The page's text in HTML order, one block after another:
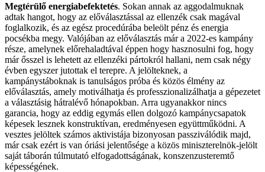
Megtérülő energiabefektetés. Sokan annak az aggodalmuknak
adtak hangot, hogy az előválasztással az ellenzék csak magával
foglalkozik, és az egész procedúrába beleölt pénz és energia
pocsékba megy. Valójában az előválasztás már a 2022-es kampány
része, amelynek előrehaladtával éppen hogy hasznosulni fog, hogy
már ősszel is lehetett az ellenzéki pártokról hallani, nem csak négy
évben egyszer jutottak el terepre. A jelölteknek, a
kampánystáboknak is tanulságos próba és közös élmény az
előválasztás, amely motiválhatja és professzionalizálhatja a gépezetet
a választásig hátralévő hónapokban. Arra ugyanakkor nincs
garancia, hogy az eddig egymás ellen dolgozó kampánycsapatok
képesek lesznek konstruktívan, eredményesen együttműködni. A
vesztes jelöltek számos aktivistája bizonyosan passziválódik majd,
már csak ezért is van óriási jelentősége a közös miniszterelnök-jelölt
saját táborán túlmutató elfogadottságának, konszenzusteremtő
képességének.